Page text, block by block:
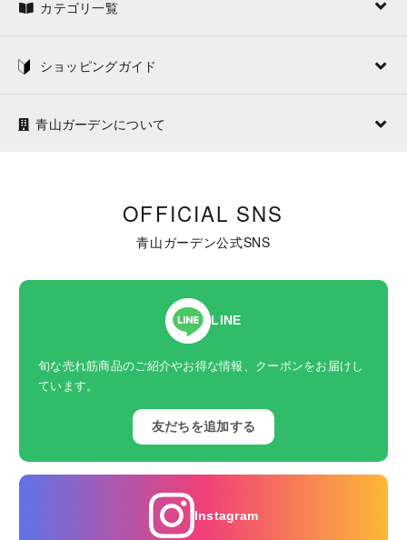
カテゴリ一覧
ショッピングガイド
青山ガーデンについて
OFFICIAL SNS
青山ガーデン公式SNS
LINE
旬な売れ筋商品のご紹介やお得な情報、クーポンをお届けし
ています。
友だちを追加する
Instagram